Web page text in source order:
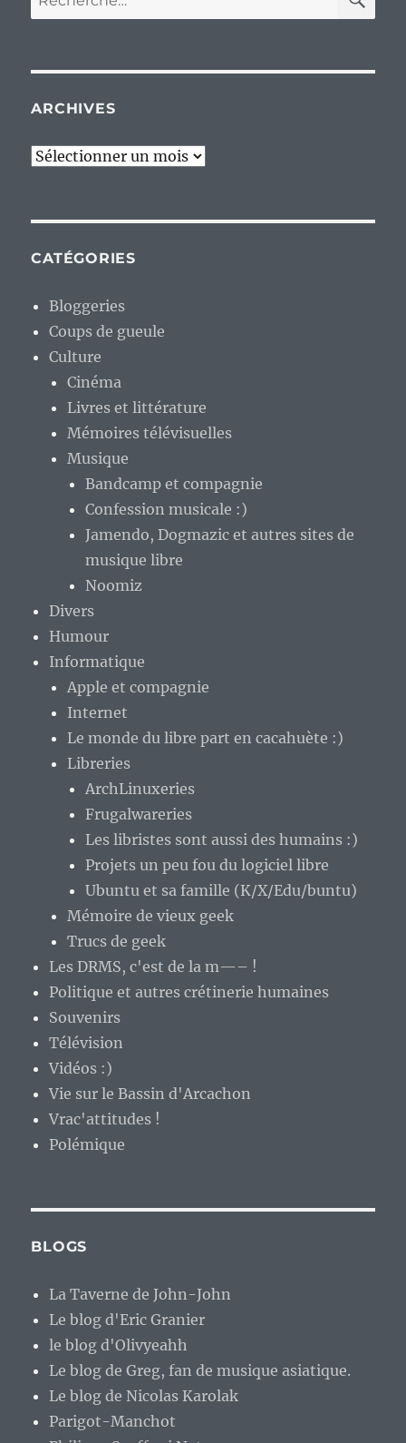
pour :
ARCHIVES
Archives
CATÉGORIES
Bloggeries
Coups de gueule
Culture
Cinéma
Livres et littérature
Mémoires télévisuelles
Musique
Bandcamp et compagnie
Confession musicale :)
Jamendo, Dogmazic et autres sites de
musique libre
Noomiz
Divers
Humour
Informatique
Apple et compagnie
Internet
Le monde du libre part en cacahuète :)
Libreries
ArchLinuxeries
Frugalwareries
Les libristes sont aussi des humains :)
Projets un peu fou du logiciel libre
Ubuntu et sa famille (K/X/Edu/buntu)
Mémoire de vieux geek
Trucs de geek
Les DRMS, c'est de la m—– !
Politique et autres crétinerie humaines
Souvenirs
Télévision
Vidéos :)
Vie sur le Bassin d'Arcachon
Vrac'attitudes !
Polémique
BLOGS
La Taverne de John-John
Le blog d'Eric Granier
le blog d'Olivyeahh
Le blog de Greg, fan de musique asiatique.
Le blog de Nicolas Karolak
Parigot-Manchot